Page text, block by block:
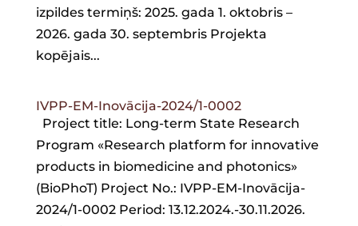
izpildes termiņš: 2025. gada 1. oktobris –
2026. gada 30. septembris Projekta
kopējais...
IVPP-EM-Inovācija-2024/1-0002
Project title: Long-term State Research
Program «Research platform for innovative
products in biomedicine and photonics»
(BioPhoT) Project No.: IVPP-EM-Inovācija-
2024/1-0002 Period: 13.12.2024.-30.11.2026.